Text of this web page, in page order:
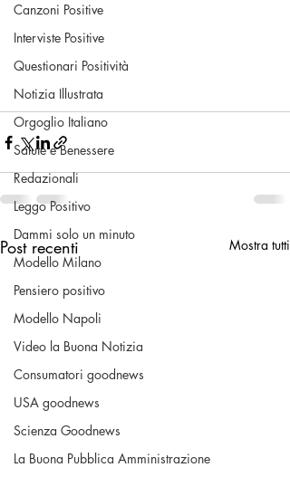
Canzoni Positive
Interviste Positive
Questionari Positività
Notizia Illustrata
Orgoglio Italiano
Salute e Benessere
Redazionali
Leggo Positivo
Dammi solo un minuto
Modello Milano
Pensiero positivo
Modello Napoli
Video la Buona Notizia
Consumatori goodnews
USA goodnews
Scienza Goodnews
La Buona Pubblica Amministrazione
Post recenti Mostra tutti